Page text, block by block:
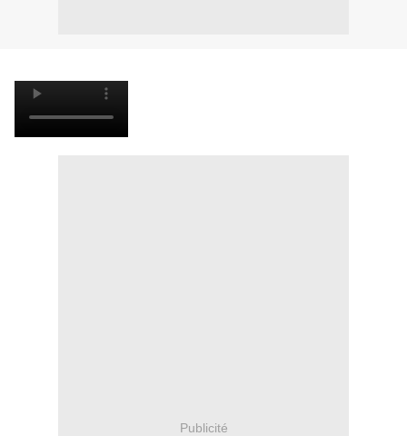
Publicité